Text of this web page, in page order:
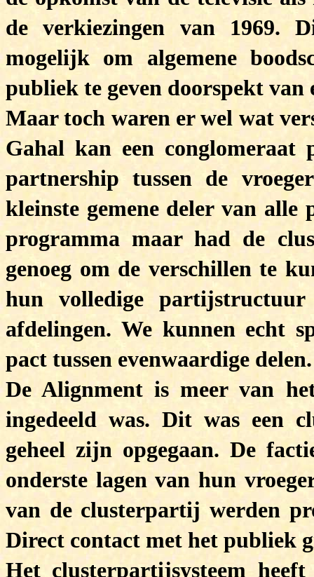
de verkiezingen van 1969.
mogelijk om algemene
publiek te geven doorspekt van
Maar toch waren er wel wat
Gahal kan een conglomeraat
partnership tussen de
kleinste gemene deler van
programma maar had de
genoeg om de verschillen te
hun volledige
afdelingen. We kunnen echt
pact tussen evenwaardige delen.
De Alignment is meer van
ingedeeld was. Dit was een
geheel zijn opgegaan. De
onderste lagen van hun
van de clusterpartij werden
Direct contact met het publiek
Het clusterpartijsysteem